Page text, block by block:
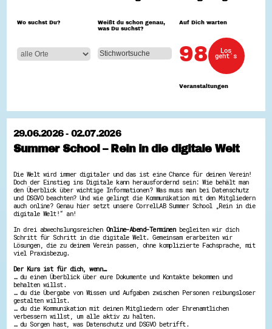
Zeig uns dein Ehrenamt
Wettbewerb | Trikotwettbewerb
Wettbewerb | 80 Jahre Hessen - Engagement
Ausgezeichnete Projekte
Gestalte dein Ehrenamt
Ehrenamts-Card Hessen
Engagement-Lotsen
Ehrentag
Freiwilligenmanagement
Hessen engagiert - Digitale Themenabende
Kompetenznachweis Hessen
Service-Learning
Mach dich schlau
Di@-Lotsen in Hessen
Energiepreiskrise und Ehrenamt
Flüchtlingshilfe + Integration
Patenschaftsprojekte
Qualifizierung & Fortbildung
Wo suchst Du?
Weißt du schon genau,
was Du suchst?
Auf Dich warten
98
Veranstaltungen
Los
geht´s
29.06.2026 - 02.07.2026
Summer School – Rein in die digitale Welt
Die Welt wird immer digitaler und das ist eine Chance für deinen Verein!
Doch der Einstieg ins Digitale kann herausfordernd sein: Wie behält man
den Überblick über wichtige Informationen? Was muss man bei Datenschutz
und DSGVO beachten? Und wie gelingt die Kommunikation mit den Mitgliedern
auch online? Genau hier setzt unsere CorrelLAB Summer School „Rein in die
digitale Welt!“ an!
In drei abwechslungsreichen Online-Abend-Terminenbegleiten wir dich
Schritt für Schritt in die digitale Welt. Gemeinsam erarbeiten wir
Lösungen, die zu deinem Verein passen, ohne komplizierte Fachsprache, mit
viel Praxisbezug.
Der Kurs ist für dich, wenn…
… du einen Überblick über eure Dokumente und Kontakte bekommen und
behalten willst.
… du die Übergabe von Wissen und Aufgaben zwischen Personen reibungsloser
gestalten willst.
… du die Kommunikation mit deinen Mitgliedern oder Ehrenamtlichen
verbessern willst, um alle aktiv zu halten.
… du Sorgen hast, was Datenschutz und DSGVO betrifft.